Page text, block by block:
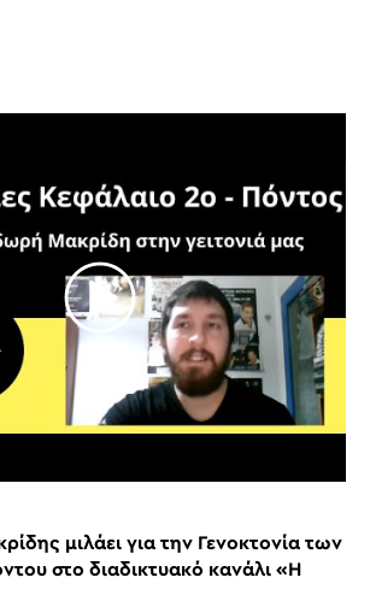
μιλάει για την Γενοκτονία των
στο διαδικτυακό κανάλι «Η